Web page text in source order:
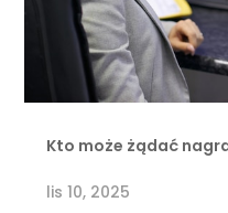
Kto może żądać
lis 10, 2025